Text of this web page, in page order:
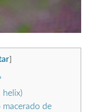
helix)
de